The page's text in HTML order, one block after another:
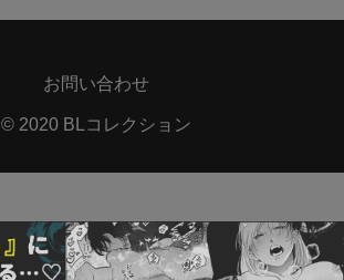
お問い合わせ
© 2020 BLコレクション